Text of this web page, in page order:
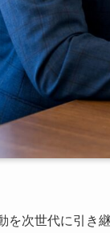
を次世代に引き